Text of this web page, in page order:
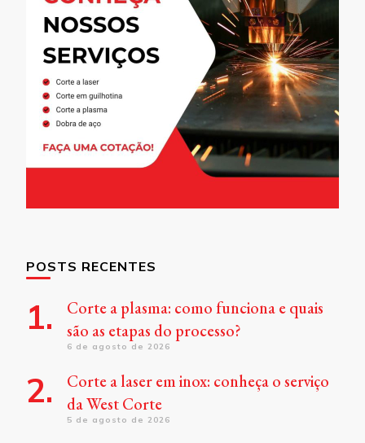
POSTS RECENTES
Corte a plasma: como funciona e quais
são as etapas do processo?
6 de agosto de 2026
Corte a laser em inox: conheça o serviço
da West Corte
5 de agosto de 2026